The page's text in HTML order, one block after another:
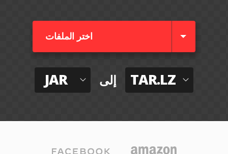
اختر الملفات
JAR إلى TAR.LZ